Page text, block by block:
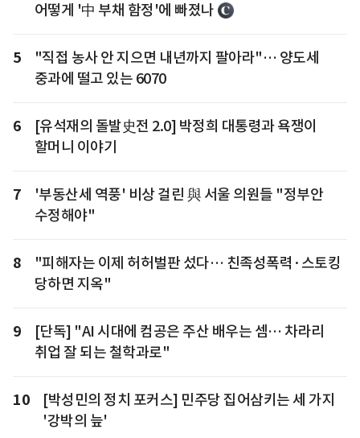
어떻게 '中 부채 함정'에 빠졌나
5
"직접 농사 안 지으면 내년까지 팔아라"… 양도세
중과에 떨고 있는 6070
6
[유석재의 돌발史전 2.0] 박정희 대통령과 욕쟁이
할머니 이야기
7
'부동산세 역풍' 비상 걸린 與 서울 의원들 "정부안
수정해야"
8
"피해자는 이제 허허벌판 섰다… 친족성폭력·스토킹
당하면 지옥"
9
[단독] "AI 시대에 컴공은 주산 배우는 셈… 차라리
취업 잘 되는 철학과로"
10
[박성민의 정치 포커스] 민주당 집어삼키는 세 가지
'강박의 늪'